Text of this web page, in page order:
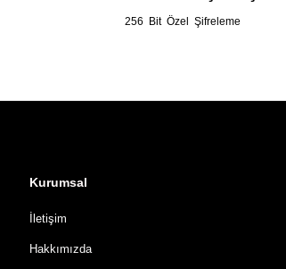
256 Bit Özel Şifreleme
Kurumsal
İletişim
Hakkımızda